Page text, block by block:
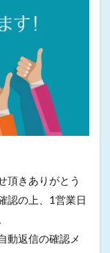
頂きありがとう
認の上、1営業日
動返信の確認メ